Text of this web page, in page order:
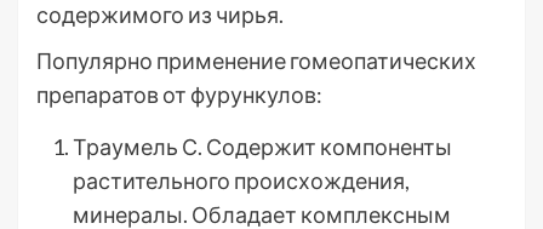
содержимого из чирья.
Популярно применение гомеопатических
препаратов от фурункулов:
Траумель С. Содержит компоненты
растительного происхождения,
минералы. Обладает комплексным